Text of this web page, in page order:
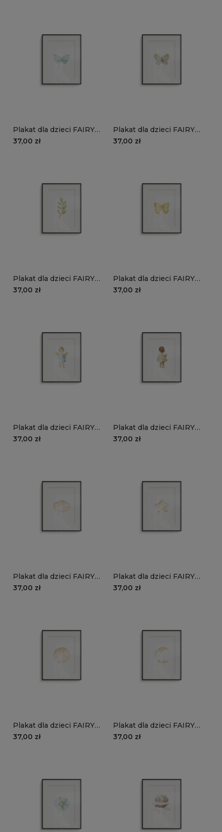
Plakat dla dzieci FAIRY
TALES wzór D147 |
37,00 zł
Plakat dla dzieci FAIRY
TALES wzór D146 |
37,00 zł
Plakat dla dzieci FAIRY
TALES wzór D146 | zielone
37,00 zł
Plakat dla dzieci FAIRY
TALES wzór D146 | żółty
37,00 zł
Plakat dla dzieci FAIRY
TALES wzór D145 | nocna
37,00 zł
Plakat dla dzieci FAIRY
TALES wzór D144 |
37,00 zł
Plakat dla dzieci FAIRY
TALES wzór D142 |
37,00 zł
Plakat dla dzieci FAIRY
TALES wzór D142 |
37,00 zł
Plakat dla dzieci FAIRY
TALES wzór D142 | księżyc
37,00 zł
Plakat dla dzieci FAIRY
TALES wzór D142 |
37,00 zł